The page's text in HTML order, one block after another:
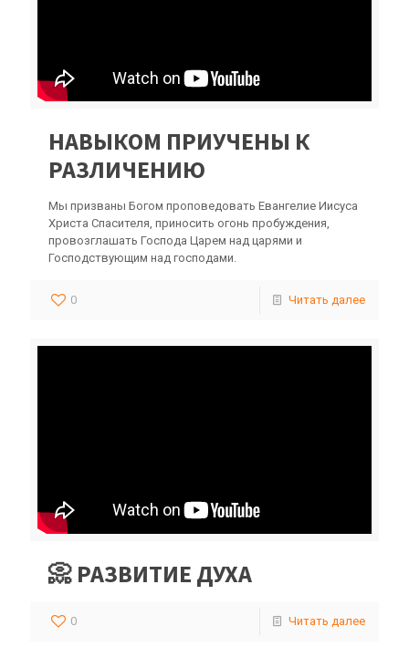
НАВЫКОМ ПРИУЧЕНЫ К
РАЗЛИЧЕНИЮ
Мы призваны Богом проповедовать Евангелие Иисуса
Христа Спасителя, приносить огонь пробуждения,
провозглашать Господа Царем над царями и
Господствующим над господами.
0 Читать далее
📀 РАЗВИТИЕ ДУХА
0 Читать далее